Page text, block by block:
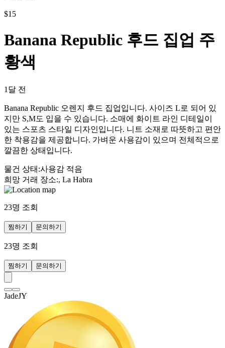
$15
Banana Republic 후드 집업 주
황색
1달 전
Banana Republic 오렌지 후드 집업입니다. 사이즈 L로 되어 있
지만 S,M도 입을 수 있습니다. 소매에 화이트 라인 디테일이
있는 스포츠 스타일 디자인입니다. 니트 소재로 따뜻하고 편안
한 착용감을 제공합니다. 가벼운 사용감이 있으며 전체적으로
깔끔한 상태입니다.
물건 상태 :사용감 적음
희망 거래 장소:, La Habra
23명 조회
찜하기 문의하기
23명 조회
찜하기 문의하기
JadeJY